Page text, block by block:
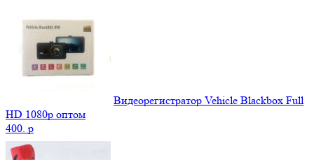
Видеорегистратор Vehicle Blackbox Full
HD 1080p оптом
400. p